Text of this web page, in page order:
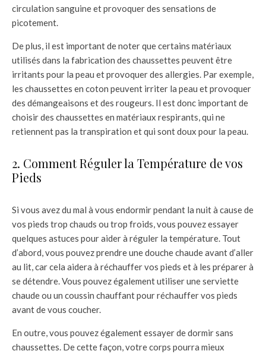
circulation sanguine et provoquer des sensations de
picotement.
De plus, il est important de noter que certains matériaux
utilisés dans la fabrication des chaussettes peuvent être
irritants pour la peau et provoquer des allergies. Par exemple,
les chaussettes en coton peuvent irriter la peau et provoquer
des démangeaisons et des rougeurs. Il est donc important de
choisir des chaussettes en matériaux respirants, qui ne
retiennent pas la transpiration et qui sont doux pour la peau.
2. Comment Réguler la Température de vos
Pieds
Si vous avez du mal à vous endormir pendant la nuit à cause de
vos pieds trop chauds ou trop froids, vous pouvez essayer
quelques astuces pour aider à réguler la température. Tout
d’abord, vous pouvez prendre une douche chaude avant d’aller
au lit, car cela aidera à réchauffer vos pieds et à les préparer à
se détendre. Vous pouvez également utiliser une serviette
chaude ou un coussin chauffant pour réchauffer vos pieds
avant de vous coucher.
En outre, vous pouvez également essayer de dormir sans
chaussettes. De cette façon, votre corps pourra mieux